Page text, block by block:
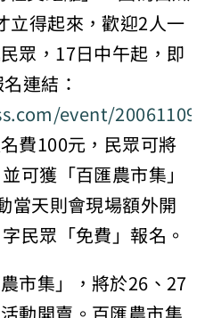
得起來，歡迎2人一
眾，17日中午起，即
連結：
event/
費100元，民眾可將
可獲「百匯農市集」
天則會現場額外開
民眾「免費」報名。
市集」，將於26、27